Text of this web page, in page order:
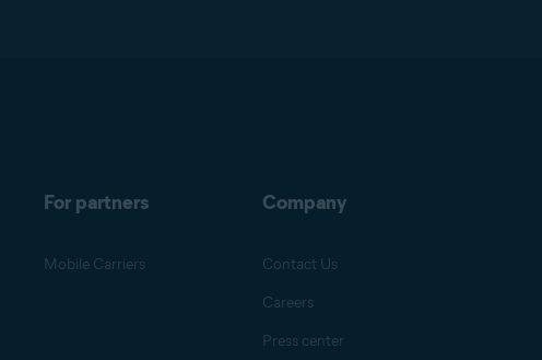
For partners
Mobile Carriers
Company
Contact Us
Careers
Press center